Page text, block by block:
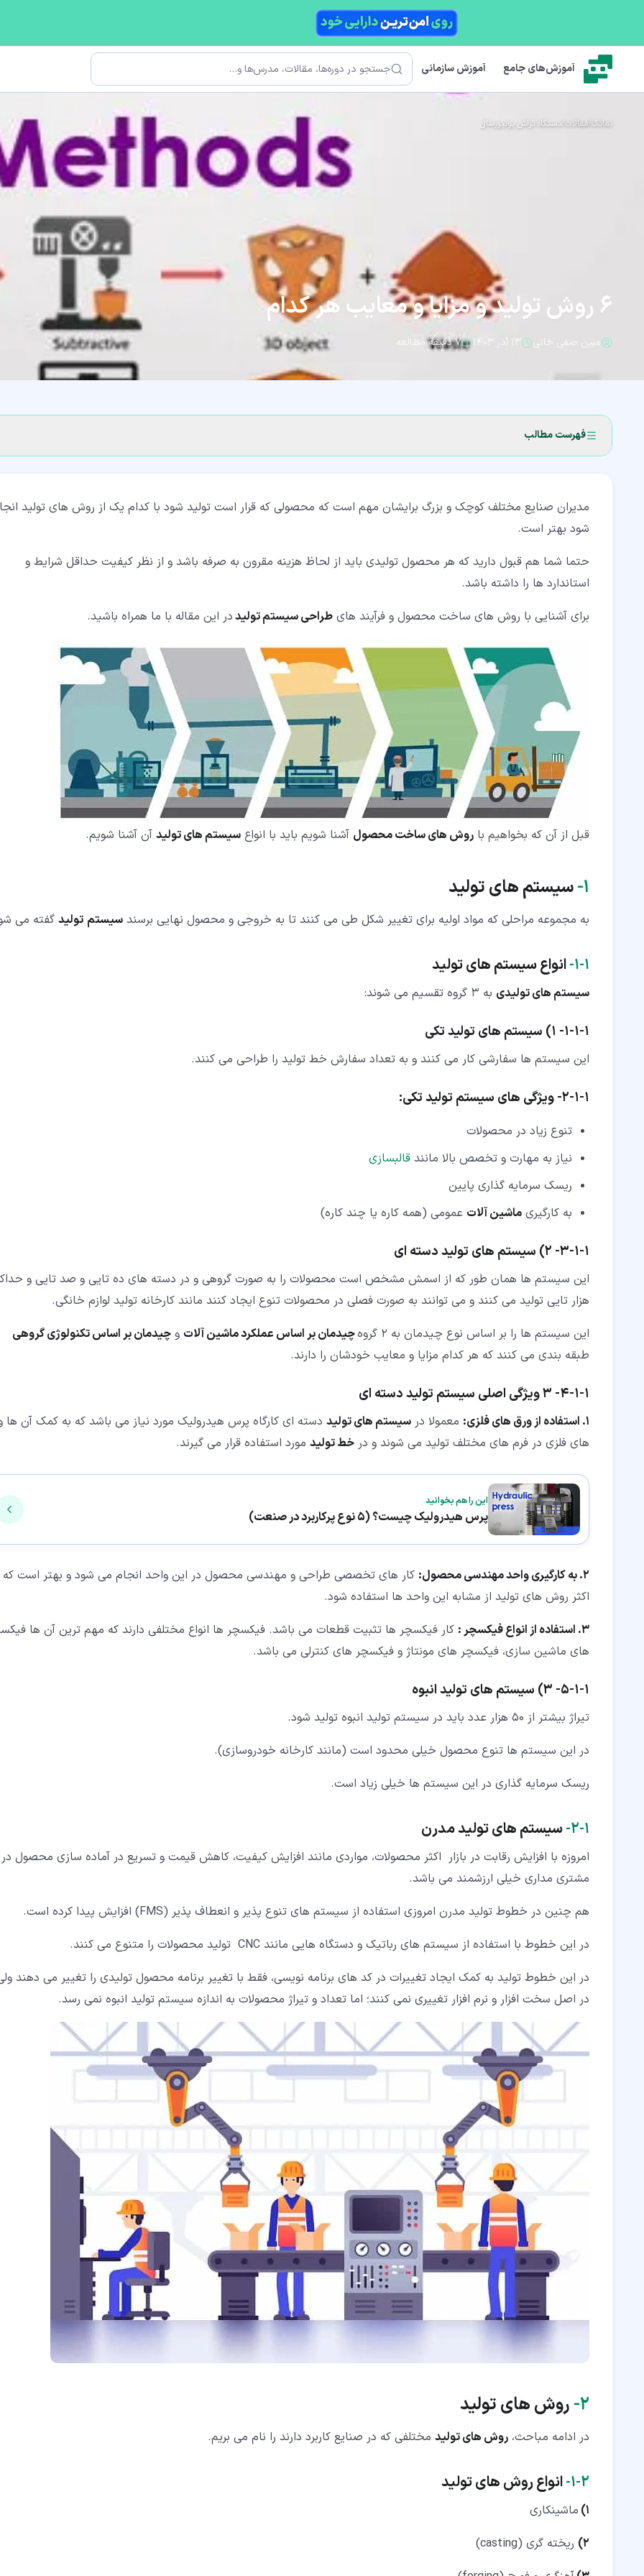
آموزش‌های جامع آموزش سازمانی جستجو
نماتک/مقالات/دستگاه تراش یونیورسال
6 روش تولید و مزایا و معایب هر کدام
مبین صفی خانی ۱۳ آذر ۱۴۰۳ ۷ دقیقه مطالعه
فهرست مطالب
۱‏-‏۱‏- انواع سیستم های تولید
۲‏- روش های تولید
۲‏-‏۲‏- ماشین کاری
مدیران صنایع مختلف کوچک و بزرگ برایشان مهم است که محصولی که قرار است تولید شود با کدام یک از روش های تولید
شود بهتر است.
حتما شما هم قبول دارید که هر محصول تولیدی باید از لحاظ هزینه مقرون به صرفه باشد و از نظر کیفیت حداقل شرایط و
استاندارد ها را داشته باشد.
برای آشنایی با روش های ساخت محصول و فرآیند های طراحی سیستم تولیددر این مقاله با ما همراه باشید.
قبل از آن که بخواهیم با روش های ساخت محصول آشنا شویم باید با انواع سیستم های تولید آن آشنا شویم.
۱‏- سیستم های تولید
به مجموعه مراحلی که مواد اولیه برای تغییر شکل طی می کنند تا به خروجی و محصول نهایی برسند سیستم تولید گفته می
۱‏-‏۱‏- انواع سیستم های تولید
سیستم های تولیدی به 3 گروه تقسیم می شوند:
۱‏-‏۱‏-‏۱‏- 1) سیستم های تولید تکی
این سیستم ها سفارشی کار می کنند و به تعداد سفارش خط تولید را طراحی می کنند.
۱‏-‏۱‏-‏۲‏- ویژگی های سیستم تولیدتکی:
تنوع زیاد در محصولات
نیاز به مهارت و تخصص بالا مانند قالبسازی
ریسک سرمایه گذاری پایین
به کارگیری ماشین آلات عمومی (همه کاره یا چند کاره)
۱‏-‏۱‏-‏۳‏- 2) سیستم های تولید دسته ای
این سیستم ها همان طور که از اسمش مشخص است محصولات را به صورت گروهی و در دسته های ده تایی و صد تایی و
هزار تایی تولید می کنند و می توانند به صورت فصلی در محصولات تنوع ایجاد کنند مانند کارخانه تولید لوازم خانگی.
این سیستم ها را بر اساس نوع چیدمان به 2 گروه
چیدمان بر اساس عملکرد ماشین آلات و چیدمان بر اساس تکنولوژی گروهی
طبقه بندی می کنند که هر کدام مزایا و معایب خودشان را دارند.
۱‏-‏۱‏-‏۴‏- 3 ویژگی اصلی سیستم تولید دسته ای
1. استفاده از ورق های فلزی: معمولا در سیستم های تولید دسته ای کارگاه پرس هیدرولیک مورد نیاز می باشد که به کمک آن ها
های فلزی در فرم های مختلف تولید می شوند و در خط تولید مورد استفاده قرار می گیرند.
این را هم بخوانید
پرس هیدرولیک چیست؟ (5 نوع پرکاربرد در صنعت)
2. به کارگیری واحد مهندسی محصول:
کار های تخصصی طراحی و مهندسی محصول در این واحد انجام می شود و بهتر است که
اکثر روش های تولید از مشابه این واحد ها استفاده شود.
3. استفاده از انواع فیکسچر :
کار فیکسچر ها تثبیت قطعات می باشد. فیکسچر ها انواع مختلفی دارند که مهم ترین آن ها
های ماشین سازی، فیکسچر های مونتاژ و فیکسچر های کنترلی می باشد.
۱‏-‏۱‏-‏۵‏- 3) سیستم های تولید انبوه
تیراژ بیشتر از 50 هزار عدد باید در سیستم تولید انبوه تولید شود.
در این سیستم ها تنوع محصول خیلی محدود است (مانند کارخانه خودروسازی).
ریسک سرمایه گذاری در این سیستم ها خیلی زیاد است.
۱‏-‏۲‏- سیستم های تولید مدرن
امروزه با افزایش رقابت در بازار اکثر محصولات، مواردی مانند افزایش کیفیت، کاهش قیمت و تسریع در آماده سازی محصول در
مشتری مداری خیلی ارزشمند می باشد.
هم چنین در خطوط تولید مدرن امروزی استفاده از سیستم های تنوع پذیر و انعطاف پذیر (FMS) افزایش پیدا کرده است.
در این خطوط با استفاده از سیستم های رباتیک و دستگاه هایی مانند CNC تولید محصولات را متنوع می کنند.
در این خطوط تولید به کمک ایجاد تغییرات در کد های برنامه نویسی، فقط با تغییر برنامه محصول تولیدی را تغییر می دهند
در اصل سخت افزار و نرم افزار تغییری نمی کنند؛ اما تعداد و تیراژ محصولات به اندازه سیستم تولید انبوه نمی رسد.
۲‏- روش های تولید
در ادامه مباحث، روش های تولید مختلفی که در صنایع کاربرد دارند را نام می بریم.
۲‏-‏۱‏- انواع روش های تولید
1) ماشینکاری
2) ریخته گری (casting)